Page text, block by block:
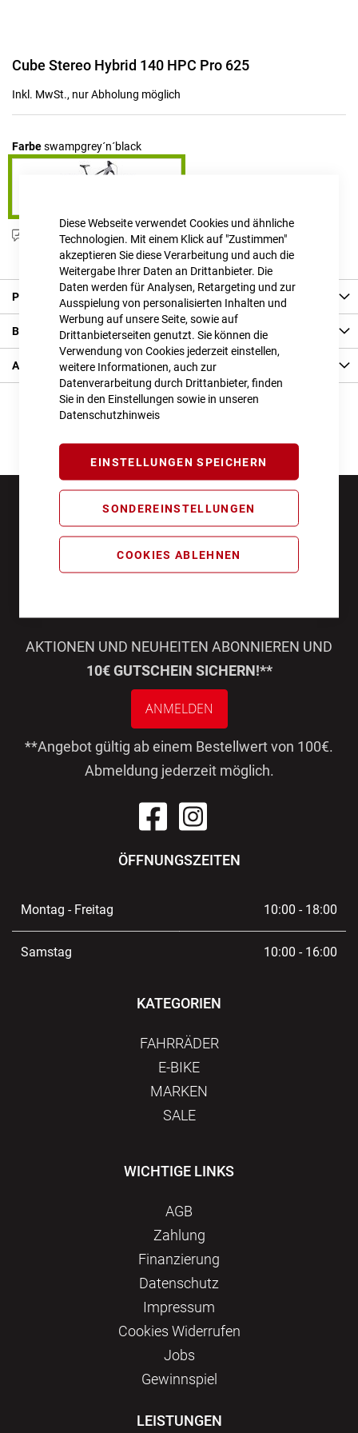
Diese Webseite verwendet Cookies und ähnliche
Technologien. Mit einem Klick auf "Zustimmen"
akzeptieren Sie diese Verarbeitung und auch die
Weitergabe Ihrer Daten an Drittanbieter. Die
Daten werden für Analysen, Retargeting und zur
Ausspielung von personalisierten Inhalten und
Werbung auf unsere Seite, sowie auf
Drittanbieterseiten genutzt. Sie können die
Verwendung von Cookies jederzeit einstellen,
weitere Informationen, auch zur
Datenverarbeitung durch Drittanbieter, finden
Sie in den Einstellungen sowie in unseren
Datenschutzhinweis
EINSTELLUNGEN SPEICHERN
SONDEREINSTELLUNGEN
COOKIES ABLEHNEN
Zum
der
Cube Stereo Hybrid 140 HPC Pro 625
Inkl. MwSt., nur Abholung möglich
Farbeswampgrey´n´black
Produktanfrage stellen
Produkt Details
Bewertungen
Angaben zur Produktsicherheit
AKTIONEN UND NEUHEITEN ABONNIEREN UND
10€ GUTSCHEIN SICHERN!**
ANMELDEN
**Angebot gültig ab einem Bestellwert von 100€.
Abmeldung jederzeit möglich.
ÖFFNUNGSZEITEN
Montag - Freitag 10:00 - 18:00
Samstag 10:00 - 16:00
KATEGORIEN
FAHRRÄDER
E-BIKE
MARKEN
SALE
WICHTIGE LINKS
AGB
Zahlung
Finanzierung
Datenschutz
Impressum
Сookies Widerrufen
Jobs
Gewinnspiel
LEISTUNGEN